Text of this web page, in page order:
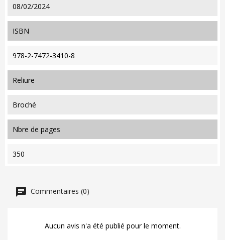
08/02/2024
ISBN
978-2-7472-3410-8
reliure
Broché
nbre de pages
350
Commentaires (0)
Aucun avis n'a été publié pour le moment.